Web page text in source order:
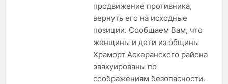
продвижение противника,
вернуть его на исходные
позиции. Сообщаем Вам, что
женщины и дети из общины
Храморт Аскеранского района
эвакуированы по
соображениям безопасности.